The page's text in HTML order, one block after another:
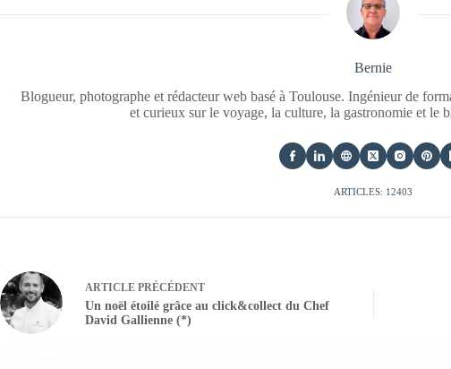
Bernie
Blogueur, photographe et rédacteur web basé à Toulouse. Ingénieur de
et curieux sur le voyage, la culture, la gastronomie et le
ARTICLES: 12403
ARTICLE PRÉCÉDENT
Un noël étoilé grâce au click&collect du Chef
David Gallienne (*)